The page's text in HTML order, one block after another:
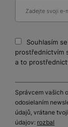
Souhlasím
prostřednictvím
a to
Správcem vašich
odosielaním
údajů, vrátane
údajov: rozbal